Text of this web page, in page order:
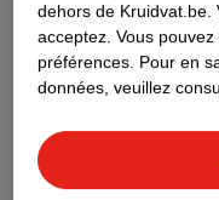
À propos de ce
Informations
Informations
dehors de Kruidvat.be.
acceptez. Vous
préférences. Pour en
données, veuillez